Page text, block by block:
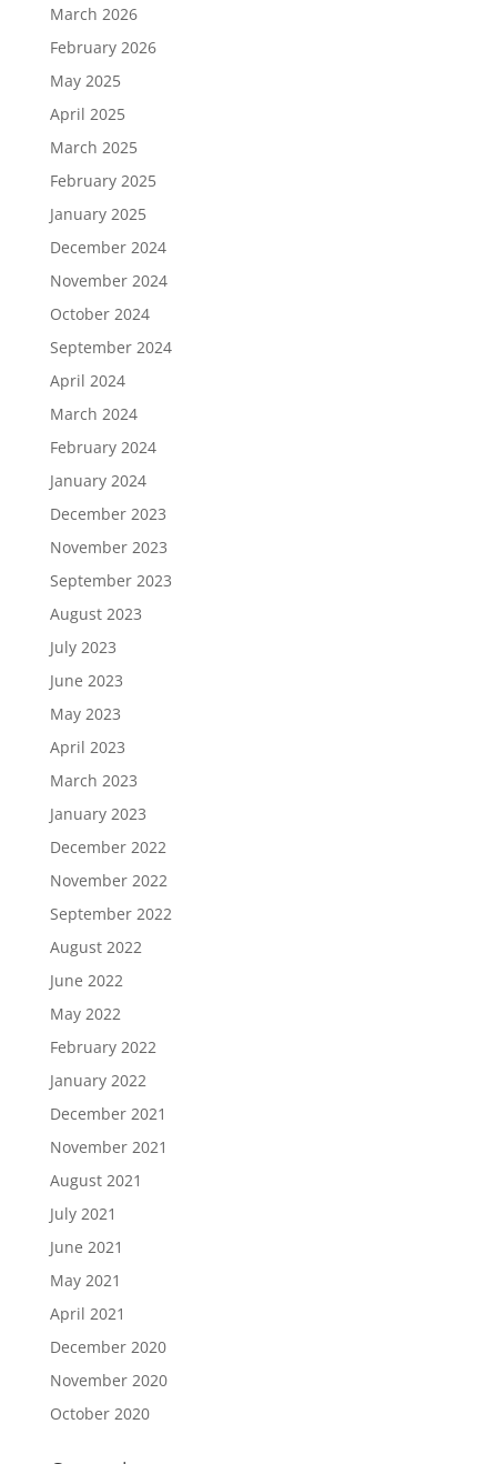
March 2026
February 2026
May 2025
April 2025
March 2025
February 2025
January 2025
December 2024
November 2024
October 2024
September 2024
April 2024
March 2024
February 2024
January 2024
December 2023
November 2023
September 2023
August 2023
July 2023
June 2023
May 2023
April 2023
March 2023
January 2023
December 2022
November 2022
September 2022
August 2022
June 2022
May 2022
February 2022
January 2022
December 2021
November 2021
August 2021
July 2021
June 2021
May 2021
April 2021
December 2020
November 2020
October 2020